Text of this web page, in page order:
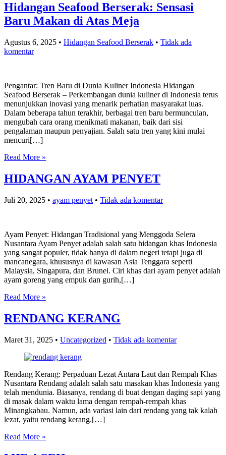
Hidangan Seafood Berserak: Sensasi
Baru Makan di Atas Meja
Agustus 6, 2025 • Hidangan Seafood Berserak • Tidak ada
komentar
Pengantar: Tren Baru di Dunia Kuliner Indonesia Hidangan
Seafood Berserak – Perkembangan dunia kuliner di Indonesia terus
menunjukkan inovasi yang menarik perhatian masyarakat luas.
Dalam beberapa tahun terakhir, berbagai tren baru bermunculan,
mengubah cara orang menikmati makanan, baik dari sisi
pengalaman maupun penyajian. Salah satu tren yang kini mulai
mencuri[…]
Read More »
HIDANGAN AYAM PENYET
Juli 20, 2025 • ayam penyet • Tidak ada komentar
Ayam Penyet: Hidangan Tradisional yang Menggoda Selera
Nusantara Ayam Penyet adalah salah satu hidangan khas Indonesia
yang sangat populer, tidak hanya di dalam negeri tetapi juga di
mancanegara, khususnya di kawasan Asia Tenggara seperti
Malaysia, Singapura, dan Brunei. Ciri khas dari ayam penyet adalah
ayam goreng yang empuk dan gurih,[…]
Read More »
RENDANG KERANG
Maret 31, 2025 • Uncategorized • Tidak ada komentar
Rendang Kerang: Perpaduan Lezat Antara Laut dan Rempah Khas
Nusantara Rendang adalah salah satu masakan khas Indonesia yang
telah mendunia. Biasanya, rendang di buat dengan daging sapi yang
di masak dalam waktu lama dengan rempah-rempah khas
Minangkabau. Namun, ada variasi lain dari rendang yang tak kalah
lezat, yaitu rendang kerang.[…]
Read More »